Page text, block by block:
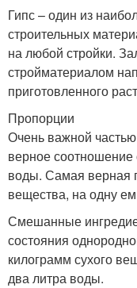
Гипс – один из
строительных
на любой стройки.
стройматериалом
приготовленного
Пропорции
Очень важной
верное соотношение
воды. Самая верная
вещества, на одну
Смешанные
состояния
килограмм сухого
два литра воды.